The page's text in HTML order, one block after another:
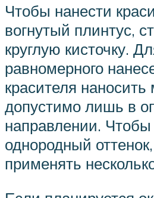
Чтобы нанести
вогнутый плинтус,
круглую кисточку.
равномерного
красителя наносить
допустимо лишь в
направлении. Чтобы
однородный
применять